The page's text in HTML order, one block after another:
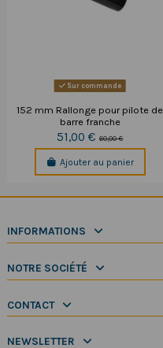
Sur commande
152 mm Rallonge pour pilote de
barre franche
51,00 €60,00 €
Ajouter au panier
INFORMATIONS
NOTRE SOCIÉTÉ
CONTACT
NEWSLETTER